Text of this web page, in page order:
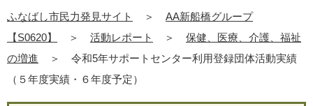
ふなばし市民力発見サイト ＞
AA新船橋グループ
【S0620】
＞ 活動レポート ＞
保健、医療、介護、福祉
の増進
＞
令和5年サポートセンター利用登録団体活動実績
（５年度実績・６年度予定）